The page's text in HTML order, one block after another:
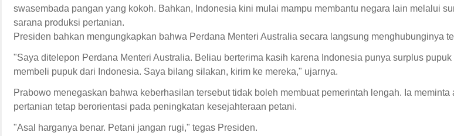
swasembada pangan yang kokoh. Bahkan, Indonesia kini mulai mampu membantu negara lain melalui
sarana produksi pertanian.
Presiden bahkan mengungkapkan bahwa Perdana Menteri Australia secara langsung menghubunginya
"Saya ditelepon Perdana Menteri Australia. Beliau berterima kasih karena Indonesia punya surplus
membeli pupuk dari Indonesia. Saya bilang silakan, kirim ke mereka," ujarnya.
Prabowo menegaskan bahwa keberhasilan tersebut tidak boleh membuat pemerintah lengah. Ia meminta
pertanian tetap berorientasi pada peningkatan kesejahteraan petani.
"Asal harganya benar. Petani jangan rugi," tegas Presiden.